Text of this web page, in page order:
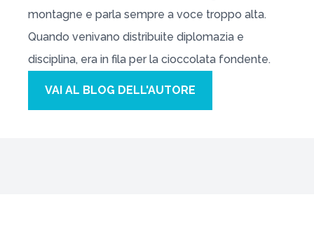
montagne e parla sempre a voce troppo alta.
Quando venivano distribuite diplomazia e
disciplina, era in fila per la cioccolata fondente.
VAI AL BLOG DELL'AUTORE